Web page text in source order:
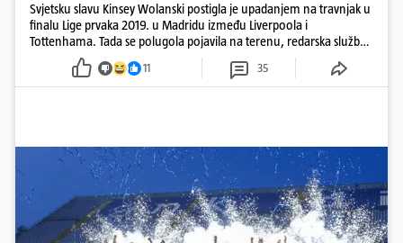
Svjetsku slavu Kinsey Wolanski postigla je upadanjem na travnjak u
finalu Lige prvaka 2019. u Madridu između Liverpoola i
Tottenhama. Tada se polugola pojavila na terenu, redarska služba
ju je lovila po travnjaku, a njezine fotografije obišle su svijet.
11 35